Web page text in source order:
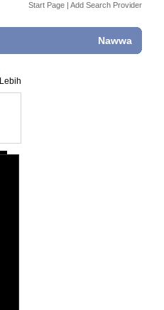
Start Page | Add Search Provider
Nawwa
Lebih